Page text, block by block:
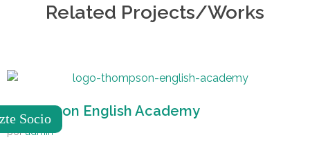
Related Projects/Works
Thompson English Academy
por admin
Socio